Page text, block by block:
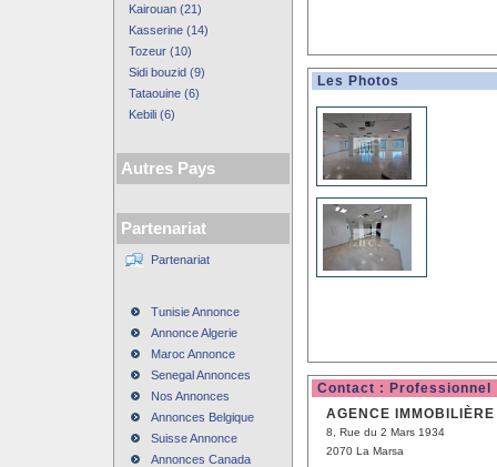
Kairouan (21)
Kasserine (14)
Tozeur (10)
Sidi bouzid (9)
Tataouine (6)
Kebili (6)
Autres Pays
Partenariat
Partenariat
Tunisie Annonce
Annonce Algerie
Maroc Annonce
Senegal Annonces
Nos Annonces
Annonces Belgique
Suisse Annonce
Annonces Canada
Les Photos
Contact : Professionnel
AGENCE
8, Rue du 2 Mars 1934
2070 La Marsa